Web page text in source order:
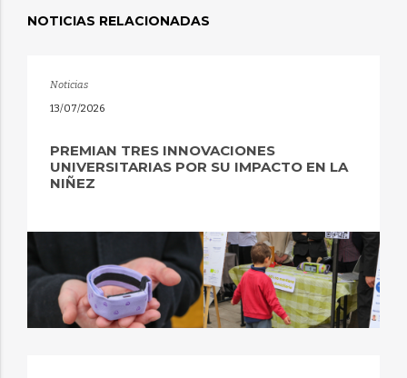
NOTICIAS RELACIONADAS
Noticias
13/07/2026
PREMIAN TRES INNOVACIONES
UNIVERSITARIAS POR SU IMPACTO EN LA
NIÑEZ